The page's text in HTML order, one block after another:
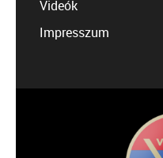
Videók
Impresszum